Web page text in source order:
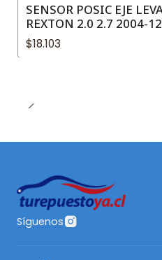
SENSOR POSIC EJE
REXTON 2.0 2.7 2004-12
$18.103
Síguenos